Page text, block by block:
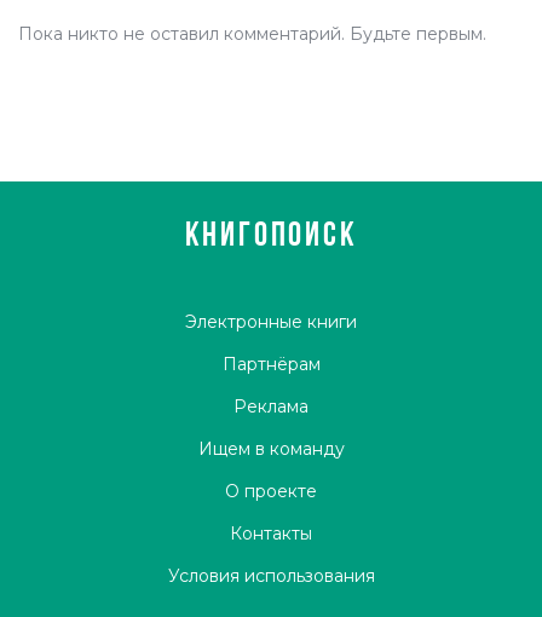
Пока никто не оставил комментарий. Будьте первым.
КНИГОПОИСК
Электронные книги
Партнёрам
Реклама
Ищем в команду
О проекте
Контакты
Условия использования